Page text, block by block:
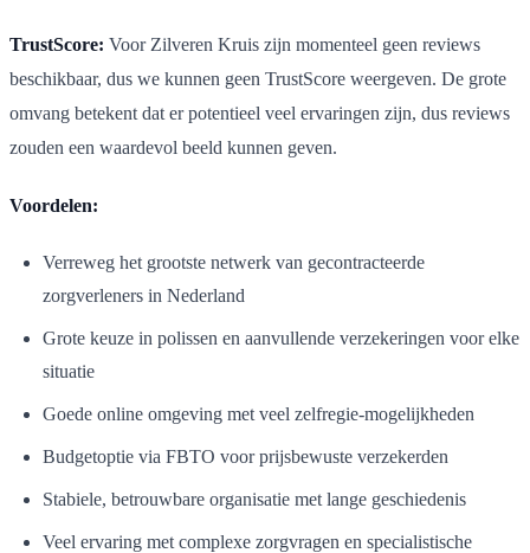
TrustScore: Voor Zilveren Kruis zijn momenteel geen reviews
beschikbaar, dus we kunnen geen TrustScore weergeven. De grote
omvang betekent dat er potentieel veel ervaringen zijn, dus reviews
zouden een waardevol beeld kunnen geven.
Voordelen:
Verreweg het grootste netwerk van gecontracteerde
zorgverleners in Nederland
Grote keuze in polissen en aanvullende verzekeringen voor elke
situatie
Goede online omgeving met veel zelfregie-mogelijkheden
Budgetoptie via FBTO voor prijsbewuste verzekerden
Stabiele, betrouwbare organisatie met lange geschiedenis
Veel ervaring met complexe zorgvragen en specialistische